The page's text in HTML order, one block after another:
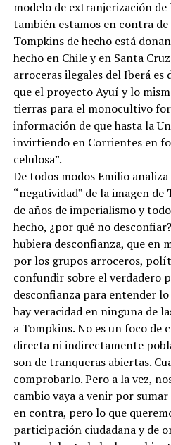
modelo de extranjerización
también estamos en contra
Tompkins de hecho está
hecho en Chile y en Santa
arroceras ilegales del Iberá es
que el proyecto Ayuí y lo
tierras para el monocultivo
información de que hasta la
invirtiendo en Corrientes en
celulosa”.
De todos modos Emilio
“negatividad” de la imagen
de años de imperialismo y
hecho, ¿por qué no
hubiera desconfianza, que en
por los grupos arroceros,
confundir sobre el verdadero
desconfianza para entender
hay veracidad en ninguna de
a Tompkins. No es un foco de
directa ni indirectamente
son de tranqueras abiertas.
comprobarlo. Pero a la vez,
cambio vaya a venir por
en contra, pero lo que
participación ciudadana y de